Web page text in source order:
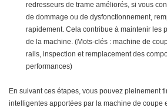
redresseurs de trame améliorés, si vous
de dommage ou de dysfonctionnement,
rapidement. Cela contribue à maintenir les
de la machine. (Mots-clés : machine de
rails, inspection et remplacement des
performances)
En suivant ces étapes, vous pouvez pleinement
intelligentes apportées par la machine de coupe